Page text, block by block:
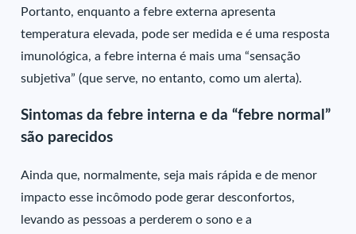
Portanto, enquanto a febre externa apresenta
temperatura elevada, pode ser medida e é uma resposta
imunológica, a febre interna é mais uma “sensação
subjetiva” (que serve, no entanto, como um alerta).
Sintomas da febre interna e da “febre normal”
são parecidos
Ainda que, normalmente, seja mais rápida e de menor
impacto esse incômodo pode gerar desconfortos,
levando as pessoas a perderem o sono e a